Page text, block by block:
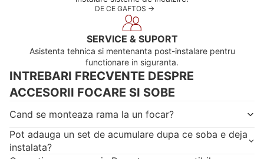
DE CE GAFTOS ->
SERVICE & SUPORT
Asistenta tehnica si mentenanta post-instalare pentru
functionare in siguranta.
INTREBARI FRECVENTE DESPRE
ACCESORII FOCARE SI SOBE
Cand se monteaza rama la un focar?
Pot adauga un set de acumulare dupa ce soba e deja
instalata?